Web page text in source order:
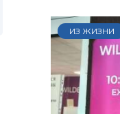
ИЗ ЖИЗНИ